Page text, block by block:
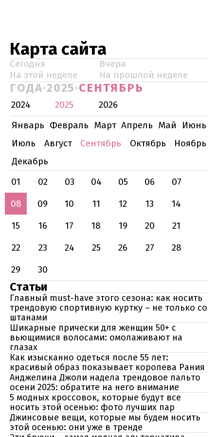
Карта сайта
Сегодня
Вчера
На этой неделе
На прошлой неделе
ГОДА 2025 СЕНТЯБРЬ
2024 2025
2026
Январь Февраль Март Апрель Май
Июнь
Июль
Август Сентябрь Октябрь
Ноябрь
Декабрь
01
02 03 04 05 06
07
08
09 10 11 12 13
14
15
16 17 18 19 20
21
22
23 24 25 26 27
28
29
30
Статьи
Главный must-have этого сезона: как носить
трендовую спортивную куртку – не только со
штанами
Шикарные прически для женщин 50+ с
вьющимися волосами: омолаживают на
глазах
Как изысканно одеться после 55 лет:
красивый образ показывает королева Рания
Анджелина Джоли надела трендовое пальто
осени 2025: обратите на него внимание
5 модных кроссовок, которые будут все
носить этой осенью: фото лучших пар
Джинсовые вещи, которые мы будем носить
этой осенью: они уже в тренде